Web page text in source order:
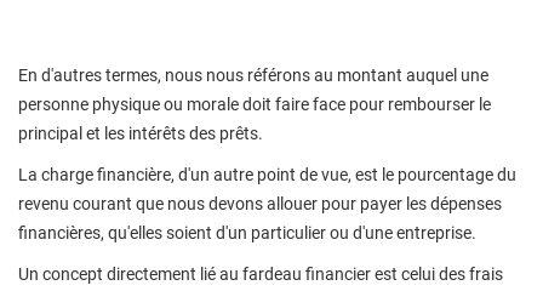
En d'autres termes, nous nous référons au montant auquel une
personne physique ou morale doit faire face pour rembourser le
principal et les intérêts des prêts.
La charge financière, d'un autre point de vue, est le pourcentage du
revenu courant que nous devons allouer pour payer les dépenses
financières, qu'elles soient d'un particulier ou d'une entreprise.
Un concept directement lié au fardeau financier est celui des frais